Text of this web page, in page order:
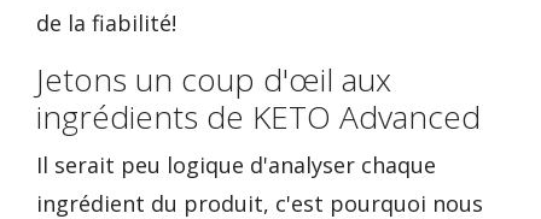
de la fiabilité!
Jetons un coup d'œil aux
ingrédients de KETO Advanced
Il serait peu logique d'analyser chaque
ingrédient du produit, c'est pourquoi nous